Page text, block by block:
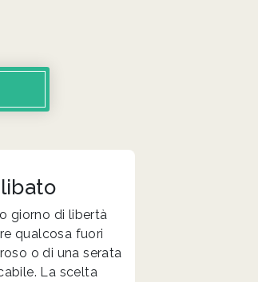
giorno di libertà
qualcosa fuori
o di una serata
La scelta